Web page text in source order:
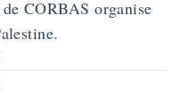
CORBAS organise